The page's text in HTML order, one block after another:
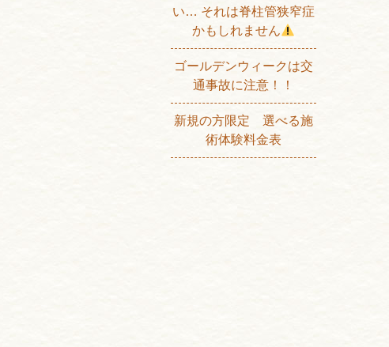
い… それは脊柱管狭窄症
かもしれません
ゴールデンウィークは交
通事故に注意！！
新規の方限定 選べる施
術体験料金表